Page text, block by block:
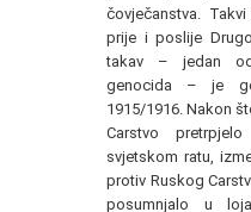
čovječanstva.
prije i poslije
takav – jedan od
genocida – je
1915/1916. Nakon
Carstvo
svjetskom ratu,
protiv Ruskog
posumnjalo u